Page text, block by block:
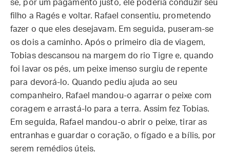
se, por um pagamento justo, ele poderia conduzir seu
filho a Ragés e voltar. Rafael consentiu, prometendo
fazer o que eles desejavam. Em seguida, puseram-se
os dois a caminho. Após o primeiro dia de viagem,
Tobias descansou na margem do rio Tigre e, quando
foi lavar os pés, um peixe imenso surgiu de repente
para devorá-lo. Quando pediu ajuda ao seu
companheiro, Rafael mandou-o agarrar o peixe com
coragem e arrastá-lo para a terra. Assim fez Tobias.
Em seguida, Rafael mandou-o abrir o peixe, tirar as
entranhas e guardar o coração, o fígado e a bílis, por
serem remédios úteis.